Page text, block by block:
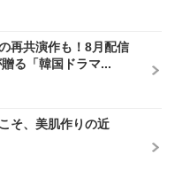
再共演作も！8月配信
る「韓国ドラマ...
そ、美肌作りの近